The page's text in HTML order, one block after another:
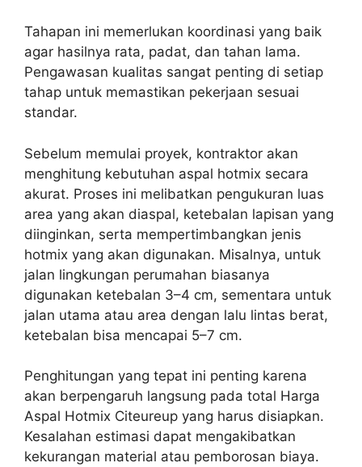
Tahapan ini memerlukan koordinasi yang baik
agar hasilnya rata, padat, dan tahan lama.
Pengawasan kualitas sangat penting di setiap
tahap untuk memastikan pekerjaan sesuai
standar.
Sebelum memulai proyek, kontraktor akan
menghitung kebutuhan aspal hotmix secara
akurat. Proses ini melibatkan pengukuran luas
area yang akan diaspal, ketebalan lapisan yang
diinginkan, serta mempertimbangkan jenis
hotmix yang akan digunakan. Misalnya, untuk
jalan lingkungan perumahan biasanya
digunakan ketebalan 3–4 cm, sementara untuk
jalan utama atau area dengan lalu lintas berat,
ketebalan bisa mencapai 5–7 cm.
Penghitungan yang tepat ini penting karena
akan berpengaruh langsung pada total Harga
Aspal Hotmix Citeureup yang harus disiapkan.
Kesalahan estimasi dapat mengakibatkan
kekurangan material atau pemborosan biaya.